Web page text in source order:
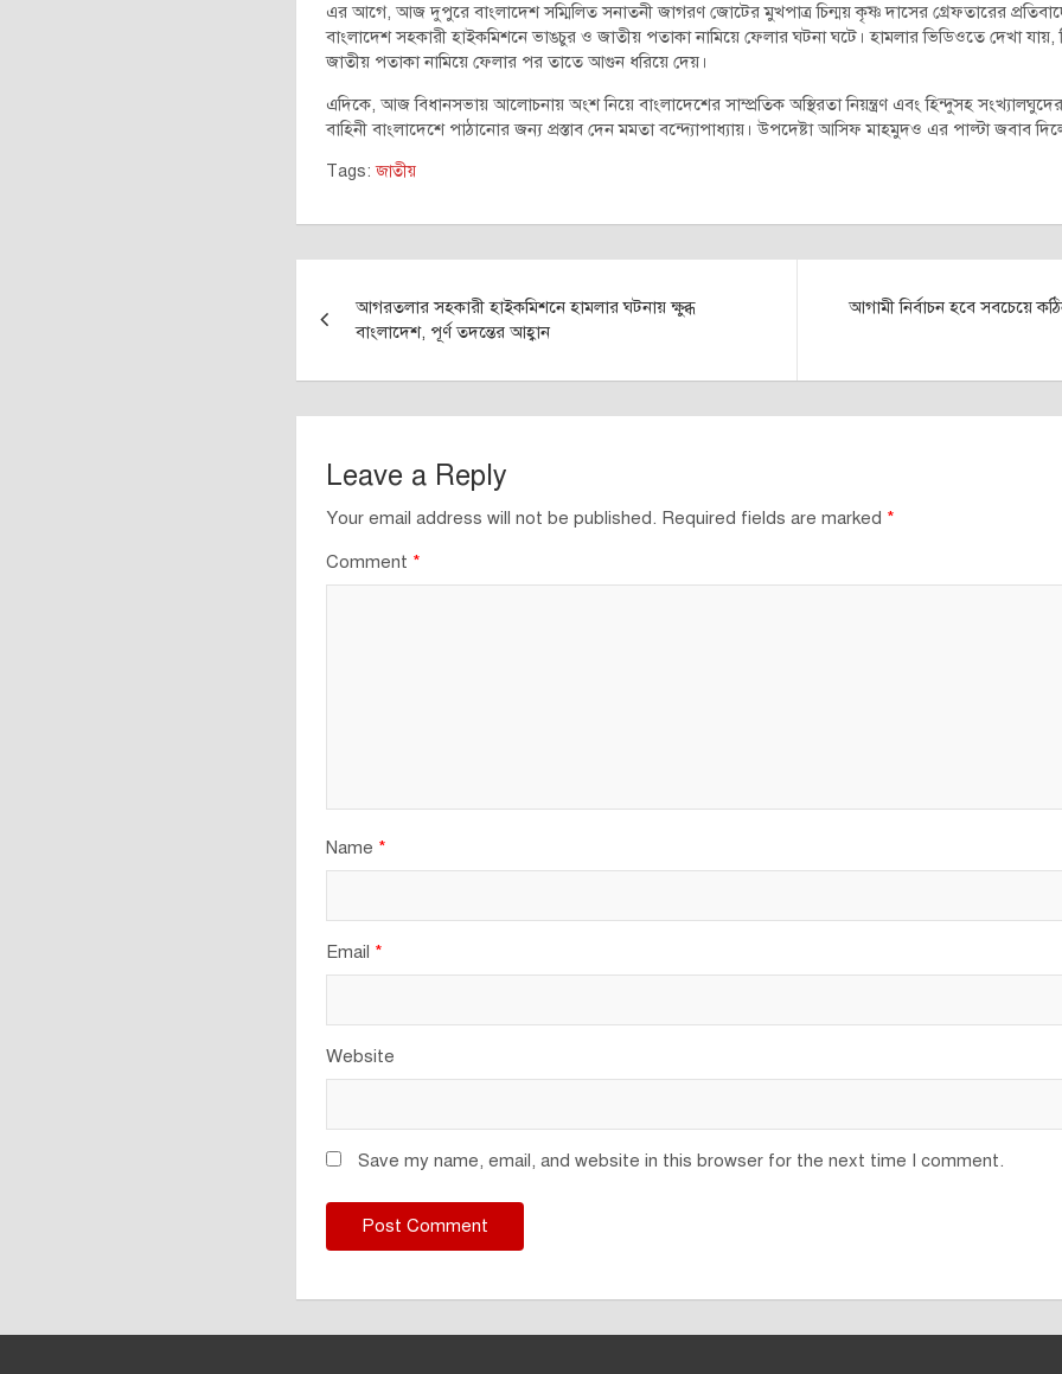
এর আগে, আজ দুপুরে বাংলাদেশ সম্মিলিত সনাতনী জাগরণ জোটের মুখপাত্র চিন্ময় কৃষ্ণ দাসের গ্রেফতারের
বাংলাদেশ সহকারী হাইকমিশনে ভাঙচুর ও জাতীয় পতাকা নামিয়ে ফেলার ঘটনা ঘটে। হামলার ভিডিওতে দেখা যায়,
জাতীয় পতাকা নামিয়ে ফেলার পর তাতে আগুন ধরিয়ে দেয়।
এদিকে, আজ বিধানসভায় আলোচনায় অংশ নিয়ে বাংলাদেশের সাম্প্রতিক অস্থিরতা নিয়ন্ত্রণ এবং হিন্দুসহ সংখ্যালঘুদের
বাহিনী বাংলাদেশে পাঠানোর জন্য প্রস্তাব দেন মমতা বন্দ্যোপাধ্যায়। উপদেষ্টা আসিফ মাহমুদও এর পাল্টা জবাব
Tags: জাতীয়
navigation
আগরতলার সহকারী হাইকমিশনে হামলার ঘটনায় ক্ষুব্ধ
বাংলাদেশ, পূর্ণ তদন্তের আহ্বান
আগামী নির্বাচন হবে সবচেয়ে
Leave a Reply
Your email address will not be published. Required fields are marked *
Comment *
Name *
Email *
Website
Save my name, email, and website in this browser for the next time I comment.